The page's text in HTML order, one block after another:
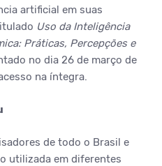
artificial em suas
Uso da Inteligência
Práticas, Percepções e
no dia 26 de março de
na íntegra.
de todo o Brasil e
utilizada em diferentes